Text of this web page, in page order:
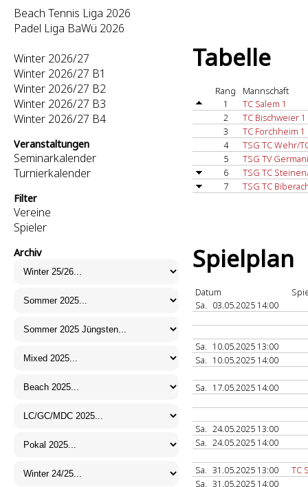
Beach Tennis Liga 2026
Padel Liga BaWü 2026
Winter 2026/27
Winter 2026/27 B1
Winter 2026/27 B2
Winter 2026/27 B3
Winter 2026/27 B4
Veranstaltungen
Seminarkalender
Turnierkalender
Filter
Vereine
Spieler
Archiv
Tabelle
Rang
Mannschaft
1
TC Salem 1
2
TC Bischweier 1
3
TC Forchheim 1
4
TSG TC Wehr/
5
TSG TV
6
TSG TC
7
TSG TC
Spielplan
Datum
Sa. 03.05.2025 14:00
Sa. 10.05.2025 13:00
Sa. 10.05.2025 14:00
Sa. 17.05.2025 14:00
Sa. 24.05.2025 13:00
Sa. 24.05.2025 14:00
Sa. 31.05.2025 13:00
TC
Sa. 31.05.2025 14:00